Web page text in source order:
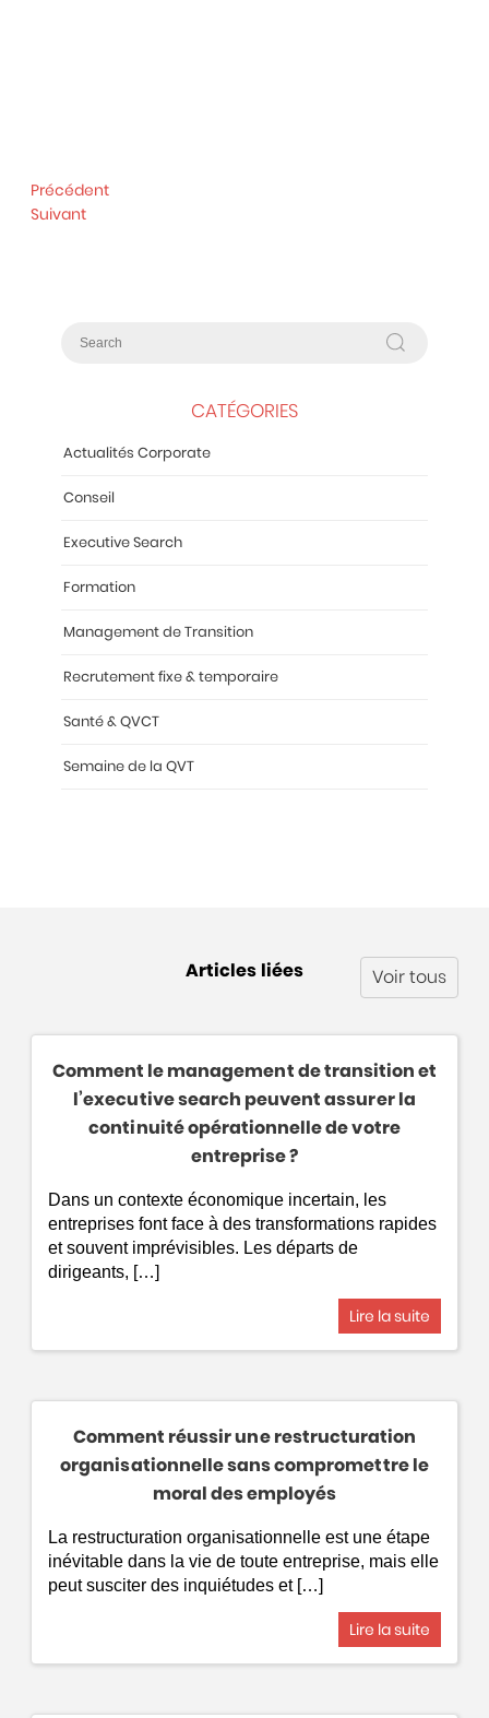
Précédent
Suivant
CATÉGORIES
Actualités Corporate
Conseil
Executive Search
Formation
Management de Transition
Recrutement fixe & temporaire
Santé & QVCT
Semaine de la QVT
Articles liées Voir tous
Comment le management de transition et
l’executive search peuvent assurer la
continuité opérationnelle de votre
entreprise ?
Dans un contexte économique incertain, les
entreprises font face à des transformations rapides
et souvent imprévisibles. Les départs de
dirigeants, […]
Lire la suite
Comment réussir une restructuration
organisationnelle sans compromettre le
moral des employés
La restructuration organisationnelle est une étape
inévitable dans la vie de toute entreprise, mais elle
peut susciter des inquiétudes et […]
Lire la suite